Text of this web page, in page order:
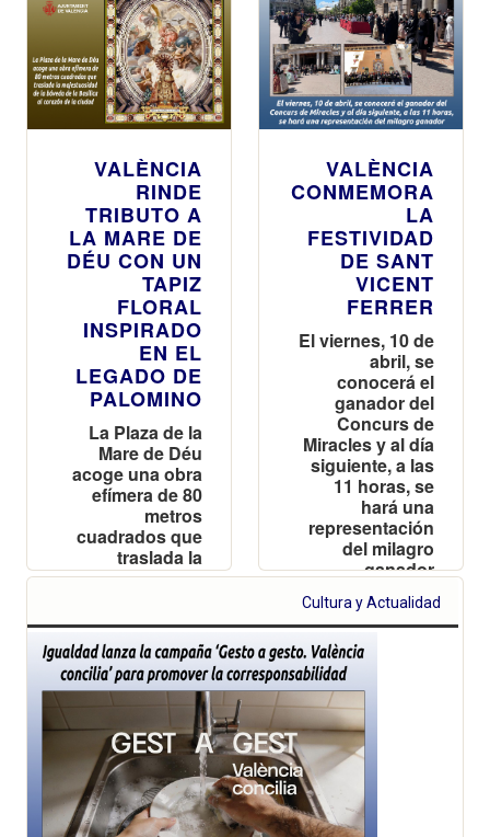
VALÈNCIA
RINDE
TRIBUTO A
LA MARE DE
DÉU CON UN
TAPIZ
FLORAL
INSPIRADO
EN EL
LEGADO DE
PALOMINO
La Plaza de la
Mare de Déu
acoge una obra
efímera de 80
metros
cuadrados que
traslada la
majestuosidad
la Basílica al
corazón de la
ciudad
VALÈNCIA
CONMEMORA
LA
FESTIVIDAD
DE SANT
VICENT
FERRER
El viernes, 10 de
abril, se
conocerá el
ganador del
Concurs de
Miracles y al día
siguiente, a las
11 horas, se
hará una
representación
del milagro
ganador
Cultura y Actualidad